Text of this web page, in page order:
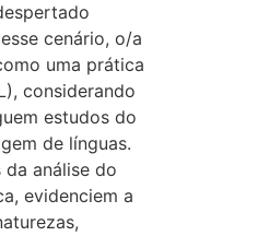
cenário, o/a
uma prática
considerando
estudos do
de línguas.
análise do
evidenciem a